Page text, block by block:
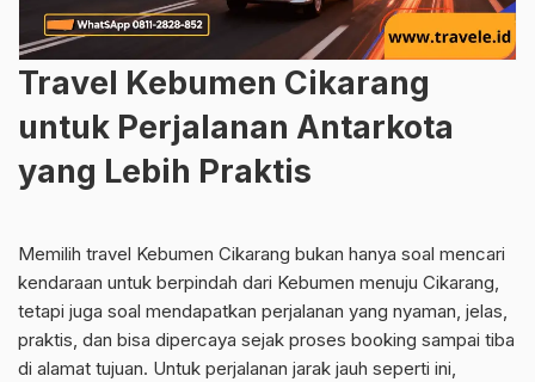
Travel Kebumen Cikarang
untuk Perjalanan Antarkota
yang Lebih Praktis
Memilih travel Kebumen Cikarang bukan hanya soal mencari
kendaraan untuk berpindah dari Kebumen menuju Cikarang,
tetapi juga soal mendapatkan perjalanan yang nyaman, jelas,
praktis, dan bisa dipercaya sejak proses booking sampai tiba
di alamat tujuan. Untuk perjalanan jarak jauh seperti ini,